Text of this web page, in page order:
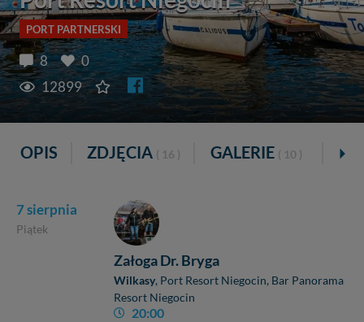
PORT PARTNERSKI
8
0
12899
OPIS ZDJĘCIA ( 16 ) GALERIE ( 10 )
7 sierpnia
Piątek
Załoga Dr. Bryga
Wilkasy, Port Resort Niegocin, Bar Panorama
Resort Niegocin
20:00